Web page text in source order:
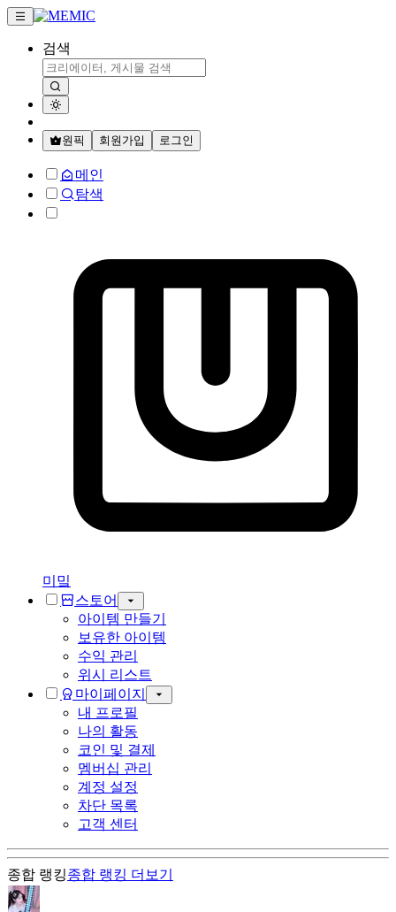
검색
원픽 회원가입 로그인
메인
탐색
미밐
스토어
아이템 만들기
보유한 아이템
수익 관리
위시 리스트
마이페이지
내 프로필
나의 활동
코인 및 결제
멤버십 관리
계정 설정
차단 목록
고객 센터
종합 랭킹종합 랭킹 더보기